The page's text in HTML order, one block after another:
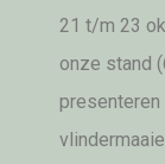
21 t/m 23
onze stand